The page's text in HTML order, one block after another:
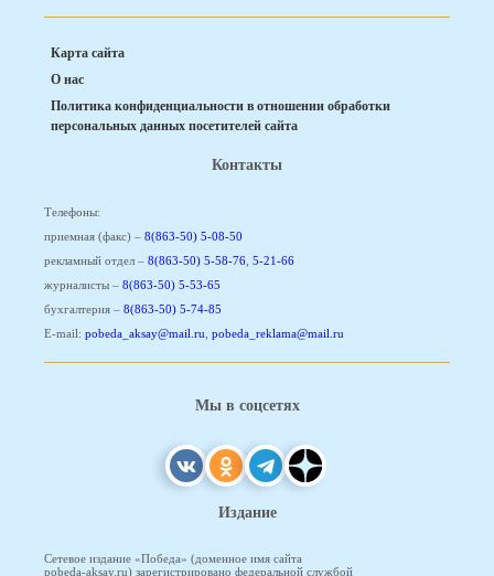
Карта сайта
О нас
Политика конфиденциальности в отношении обработки
персональных данных посетителей сайта
Контакты
Телефоны:
приемная (факс) – 8(863-50) 5-08-50
рекламный отдел – 8(863-50) 5-58-76 5-21-66
журналисты – 8(863-50) 5-53-65
бухгалтерия – 8(863-50) 5-74-85
E-mail: pobeda_aksay@mail.ru pobeda_reklama@mail.ru
Мы в соцсетях
Издание
Сетевое издание «Победа» (доменное имя сайта
pobeda-aksay.ru) зарегистрировано федеральной службой